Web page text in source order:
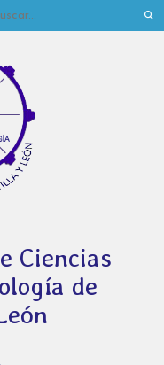
Ciencias
de